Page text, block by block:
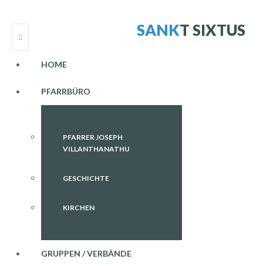
SANKTSIXTUS
HOME
PFARRBÜRO
PFARRER JOSEPH
VILLANTHANATHU
GESCHICHTE
KIRCHEN
GRUPPEN / VERBÄNDE